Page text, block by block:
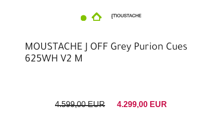
MOUSTACHE J OFF Grey Purion Cues
625WH V2 M
4.599,00 EUR 4.299,00 EUR